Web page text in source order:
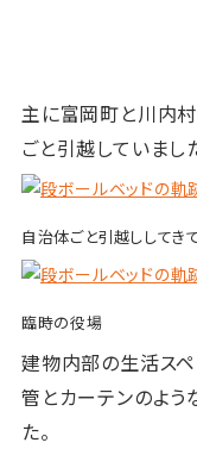
主に富岡町と川内
ごと引越していまし
自治体ごと引越ししてき
臨時の役場
建物内部の生活スペ
管とカーテンのよ
た。